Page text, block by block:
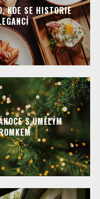
KDE SE HISTORIE
S UMĚLÝM